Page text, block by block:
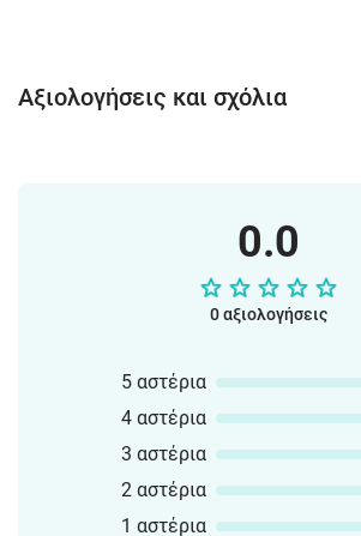
Αξιολογήσεις και σχόλια
0.0
0 αξιολογήσεις
5 αστέρια
4 αστέρια
3 αστέρια
2 αστέρια
1 αστέρια